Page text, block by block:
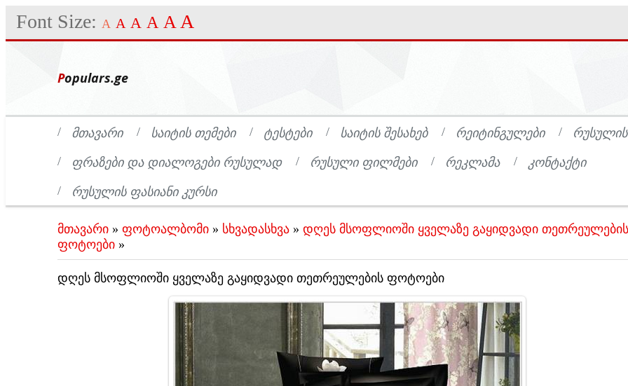
Font Size: A A A A A A
Populars.ge
ᲛᲗᲐᲕᲐᲠᲘ ᲡᲐᲘᲢᲘᲡ ᲗᲔᲛᲔᲑᲘ ᲢᲔᲡᲢᲔᲑᲘ ᲡᲐᲘᲢᲘᲡ ᲨᲔᲡᲐᲮᲔᲑ ᲠᲔᲘᲢᲘᲜᲒᲣᲚᲔᲑᲘ
ᲤᲠᲐᲖᲔᲑᲘ ᲓᲐ ᲓᲘᲐᲚᲝᲒᲔᲑᲘ ᲠᲣᲡᲣᲚᲐᲓ ᲠᲣᲡᲣᲚᲘ ᲤᲘᲚᲛᲔᲑᲘ ᲠᲔᲙᲚᲐᲛᲐ ᲙᲝᲜᲢᲐᲥᲢᲘ
ᲠᲣᲡᲣᲚᲘᲡ ᲤᲐᲡᲘᲐᲜᲘ ᲙᲣᲠᲡᲘ
მთავარი » ფოტოალბომი » სხვადასხვა » დღეს მსოფლიოში ყველაზე გაყიდვადი თეთრეულების
ფოტოები »
დღეს მსოფლიოში ყველაზე გაყიდვადი თეთრეულების ფოტოები